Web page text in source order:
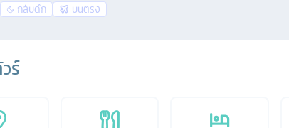
กลับดึก บินตรง
ร์